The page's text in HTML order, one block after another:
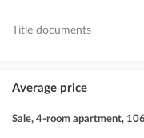
Title documents
Average price
Sale, 4-room apartment,